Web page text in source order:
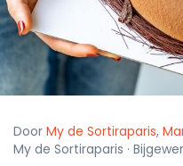
Door My de Sortiraparis,
My de Sortiraparis ·